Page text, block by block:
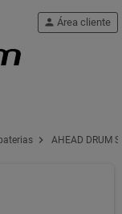
person Área cliente
chevron_right AHEAD DRUM